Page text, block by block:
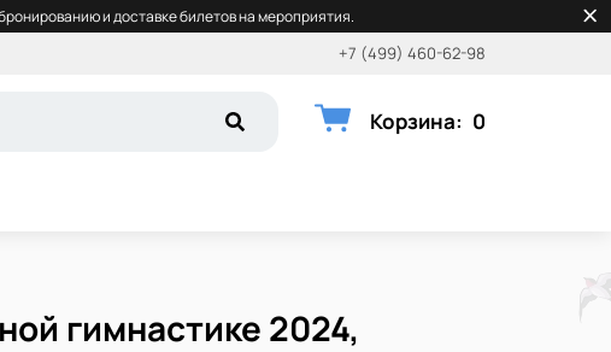
и доставке билетов на мероприятия.
+7 (499) 460-62-98
Корзина: 0
гимнастике 2024,